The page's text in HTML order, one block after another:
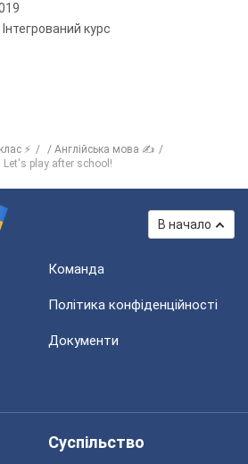
Інтегрований курс
⚡
Англійська мова ✍
Let's play after school!
В начало
Команда
Політика конфіденційності
Документи
Суспільство